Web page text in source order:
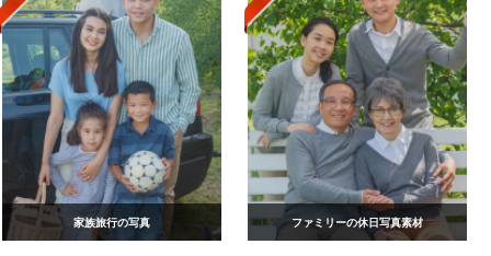
家族旅行の写真 ファミリーの休日写真素材